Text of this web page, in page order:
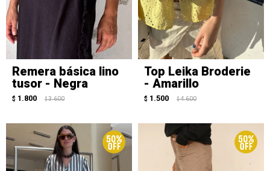
Remera básica lino
tusor - Negra
$ 1.800 $ 3.600
Top Leika Broderie
- Amarillo
$ 1.500 $ 4.600